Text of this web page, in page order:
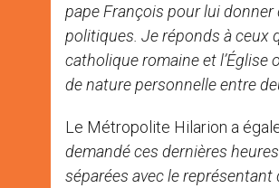
pape François pour lui
politiques. Je réponds à ceux
catholique romaine et
de nature personnelle entre
Le Métropolite Hilarion a
demandé ces dernières
séparées avec le représentant